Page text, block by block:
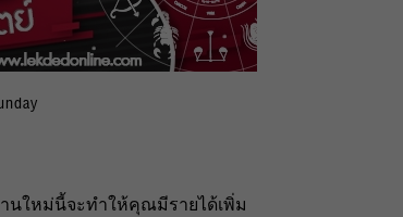
นใหม่นี้จะทำให้คุณมีรายได้เพิ่ม